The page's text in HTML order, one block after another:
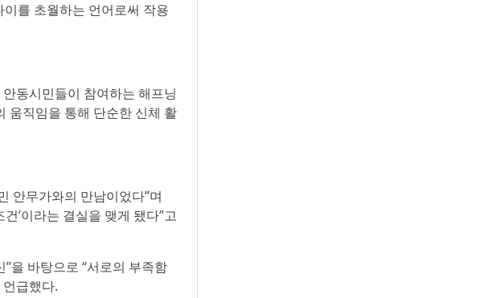
를 초월하는 언어로써 작용
동시민들이 참여하는 해프닝
움직임을 통해 단순한 신체 활
안무가와의 만남이었다”며
’이라는 결실을 맺게 됐다”고
을 바탕으로 “서로의 부족함
급했다.